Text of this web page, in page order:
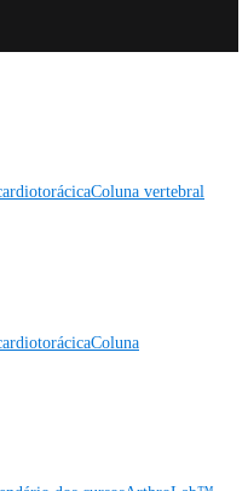
Coluna vertebral
Coluna